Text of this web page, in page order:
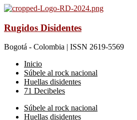
Rugidos Disidentes
Bogotá - Colombia | ISSN 2619-5569
Inicio
Súbele al rock nacional
Huellas disidentes
71 Decibeles
Súbele al rock nacional
Huellas disidentes